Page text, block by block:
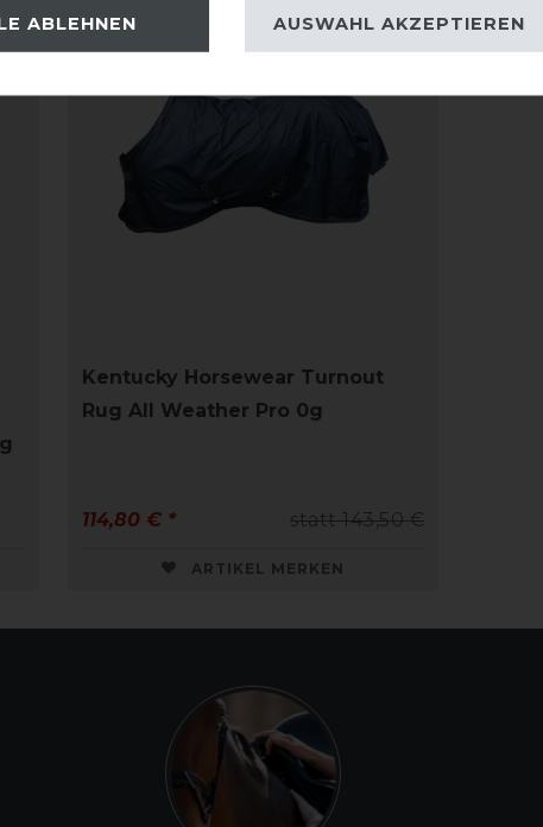
Kentucky Horsewear Turnout
Rug All Weather Pro 0g
statt 143,50 €
114,80 € *
ARTIKEL MERKEN
ABLEHNEN AUSWAHL AKZEPTIEREN